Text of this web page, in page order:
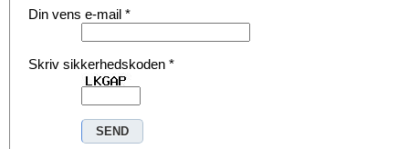
Din vens e-mail *
Skriv sikkerhedskoden *